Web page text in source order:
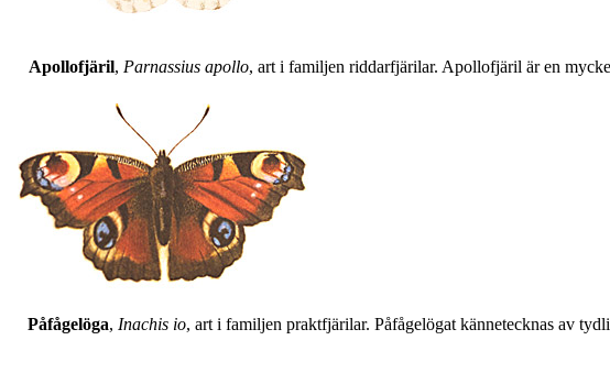
Apollofjäril, Parnassius apollo, art i familjen riddarfjärilar. Apollofjäril är en
Påfågelöga, Inachis io, art i familjen praktfjärilar. Påfågelögat kännetecknas av